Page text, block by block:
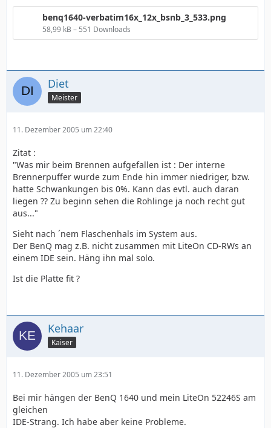
benq1640-verbatim16x_12x_bsnb_3_533.png
58,99 kB – 551 Downloads
Diet
Meister
11. Dezember 2005 um 22:40
Zitat :
"Was mir beim Brennen aufgefallen ist : Der interne
Brennerpuffer wurde zum Ende hin immer niedriger, bzw.
hatte Schwankungen bis 0%. Kann das evtl. auch daran
liegen ?? Zu beginn sehen die Rohlinge ja noch recht gut
aus..."
Sieht nach ´nem Flaschenhals im System aus.
Der BenQ mag z.B. nicht zusammen mit LiteOn CD-RWs an
einem IDE sein. Häng ihn mal solo.
Ist die Platte fit ?
Kehaar
Kaiser
11. Dezember 2005 um 23:51
Bei mir hängen der BenQ 1640 und mein LiteOn 52246S am
gleichen
IDE-Strang. Ich habe aber keine Probleme.